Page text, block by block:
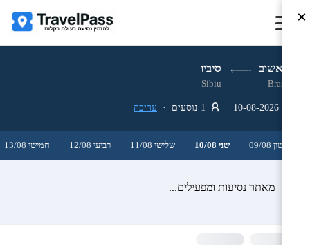
בראשוב סיביו
Brasov
Sibiu
עריכה
ראשון 09/08 שני 10/08 שלישי 11/08 רביעי 12/08 חמישי 13/08
מאתר נסיעות ומפעילים...
×